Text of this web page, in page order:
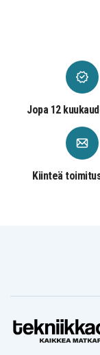
Jopa 12
Kiinteä